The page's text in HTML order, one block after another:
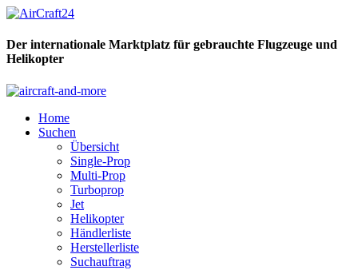
Der internationale Marktplatz für gebrauchte Flugzeuge und
Helikopter
Home
Suchen
Übersicht
Single-Prop
Multi-Prop
Turboprop
Jet
Helikopter
Händlerliste
Herstellerliste
Suchauftrag